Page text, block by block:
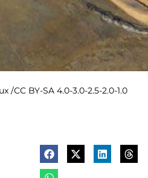
CC BY-SA 4.0-3.0-2.5-2.0-1.0